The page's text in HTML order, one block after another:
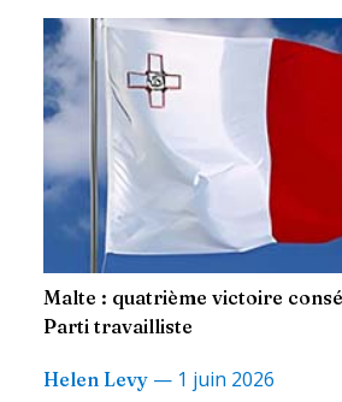
Malte : quatrième victoire
Parti travailliste
Helen Levy — 1 juin 2026